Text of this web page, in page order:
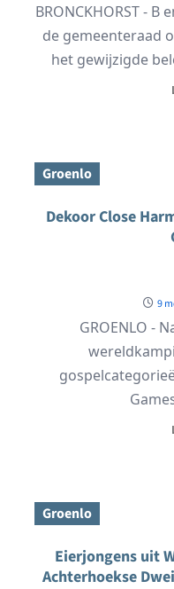
BRONCKHORST -
de gemeenteraad
het gewijzigde
Groenlo
Dekoor Close
9
GROENLO -
Groenlo
Eierjongens uit
Achterhoekse